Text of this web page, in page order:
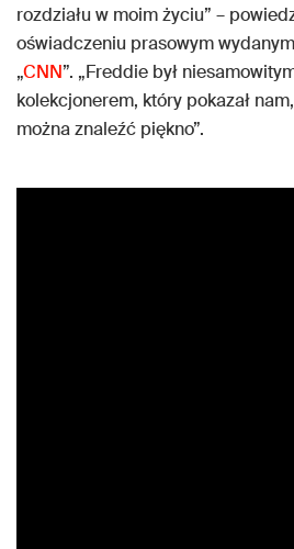
rozdziału w moim życiu” –
oświadczeniu prasowym
„CNN”. „Freddie był
kolekcjonerem, który pokazał
można znaleźć piękno”.